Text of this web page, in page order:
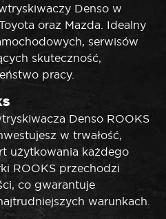
Denso w
oraz Mazda. Idealny
serwisów
skuteczność,
pracy.
Denso ROOKS
w trwałość,
użytkowania każdego
ROOKS przechodzi
co gwarantuje
warunkach.